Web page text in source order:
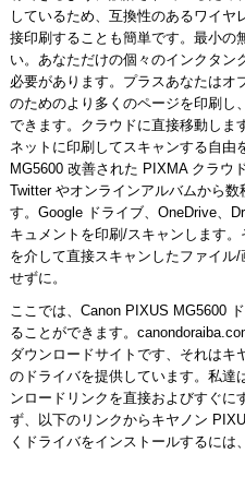
しているため、互換性のあるワイヤ
接印刷することも簡単です。最小の
い。あなただけの個々のインクタン
必要があります。プラスあなたは
のためのより多くのページを印刷し
できます。クラウドに直接移動しま
ネットに印刷してスキャンする自由
MG5600 改善された PIXMA クラウ
Twitter やオンラインアルバムから
す。Google ドライブ、OneDrive、
キュメントを印刷/スキャンします
を介して直接スキャンしたファイル
せずに。
ここでは、Canon PIXUS MG5600
ることができます。
ダウンロードサイトです、それはキ
のドライバを提供しています。私達
ンロードリンクを直接およびすぐに
ず、以下のリンクからキヤノン
くドライバをインストールするには